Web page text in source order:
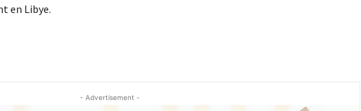
en Libye.
- Advertisement -